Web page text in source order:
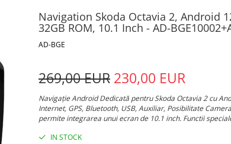
Navigation Skoda Octavia 2, Android
32GB ROM, 10.1 Inch - AD-
AD-BGE
269,00 EUR 230,00 EUR
Navigație Android Dedicată pentru Skoda Octavia 2 cu
Internet, GPS, Bluetooth, USB, Auxiliar, Posibilitate
permite integrarea unui ecran de 10.1 inch. Functii
IN STOCK